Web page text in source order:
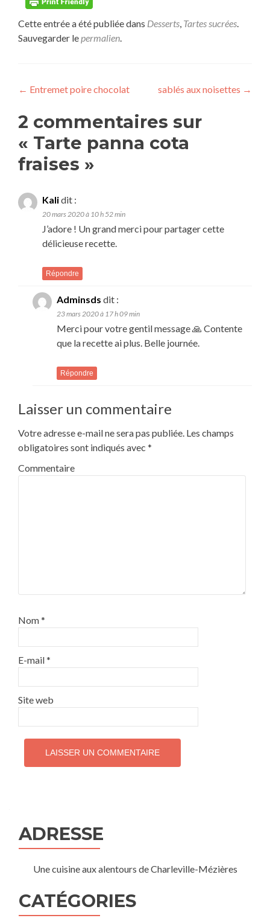
Cette entrée a été publiée dans Desserts Tartes sucrées
Sauvegarder le permalien
Navigation
de
l’article
← Entremet poire chocolat sablés aux noisettes →
2 commentaires sur
« Tarte panna cota
fraises »
Kalidit :
20 mars 2020 à 10 h 52 min
J’adore ! Un grand merci pour partager cette
délicieuse recette.
Répondre
Adminsds dit :
23 mars 2020 à 17 h 09 min
Merci pour votre gentil message 🙏 Contente
que la recette ai plus. Belle journée.
Répondre
Laisser un commentaire
Votre adresse e-mail ne sera pas publiée. Les champs
obligatoires sont indiqués avec *
Commentaire
Nom*
E-mail*
Site web
ADRESSE
Une cuisine aux alentours de Charleville-Mézières
CATÉGORIES